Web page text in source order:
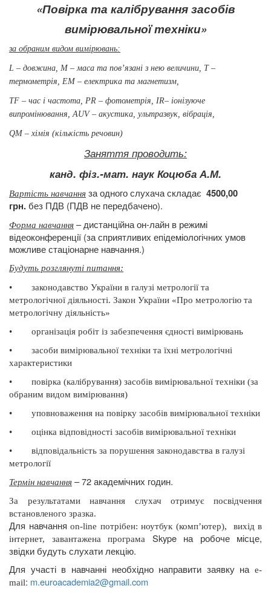
«Повірка та калібрування засобів
вимірювальної техніки»
за обраним видом вимірювань:
L – довжина, М – маса та пов’язані з нею величини, Т –
термометрія, ЕМ – електрика та магнетизм,
ТF – час і частота, РR – фотометрія, ІR– іонізуюче
випромінювання, АUV – акустика, ультразвук, вібрація,
QМ – хімія (кількість речовин)
Заняття проводить:
канд. фіз.-мат. наук Коцюба А.М.
Вартість навчання за одного слухача складає 4500,00
грн. без ПДВ (ПДВ не передбачено).
Форма навчання – дистанційна он-лайн в режимі
відеоконференції (за сприятливих епідеміологічних умов
можливе стаціонарне навчання.)
Будуть розглянуті питання:
•
законодавство України в галузі метрології та
метрологічної діяльності. Закон України «Про метрологію та
метрологічну діяльність»
•
організація робіт із забезпечення єдності вимірювань
•
засоби вимірювальної техніки та їхні метрологічні
характеристики
•
повірка (калібрування) засобів вимірювальної техніки (за
обраним видом вимірювання)
•
уповноваження на повірку засобів вимірювальної техніки
•
оцінка відповідності засобів вимірювальної техніки
•
відповідальність за порушення законодавства в галузі
метрології
Термін навчання – 72 академічних годин.
За результатами навчання слухач отримує посвідчення
встановленого зразка.
Для навчання on-line потрібен: ноутбук (комп’ютер),
вихід в
інтернет, завантажена програма Skypeна робоче місце,
звідки будуть слухати лекцію.
Для участі в навчанні необхідно направити заявку на e-
mail: m.euroacademia2@gmail.com